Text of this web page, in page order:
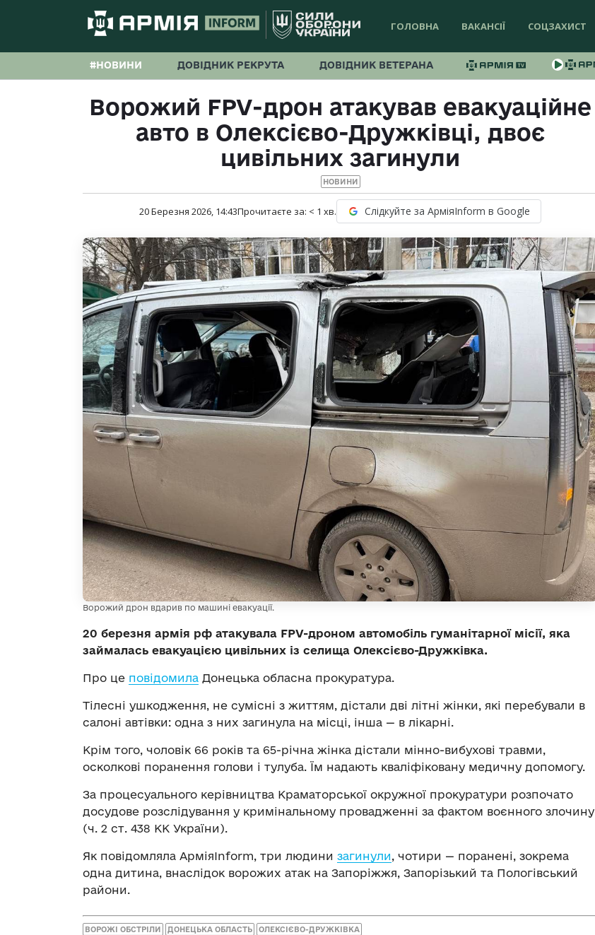
ГОЛОВНА ВАКАНСІЇ СОЦЗАХИСТ
#НОВИНИ ДОВІДНИК РЕКРУТА ДОВІДНИК ВЕТЕРАНА
Ворожий FPV-дрон атакував евакуаційне
авто в Олексієво-Дружківці, двоє
цивільних загинули
НОВИНИ
20 Березня 2026, 14:43Прочитаєте за: < 1 хв. Слідкуйте за АрміяInform в Google
Ворожий дрон вдарив по машині евакуації.
20 березня армія рф атакувала FPV-дроном автомобіль гуманітарної місії, яка
займалась евакуацією цивільних із селища Олексієво-Дружківка.
Про це повідомила Донецька обласна прокуратура.
Тілесні ушкодження, не сумісні з життям, дістали дві літні жінки, які перебували в
салоні автівки: одна з них загинула на місці, інша — в лікарні.
Крім того, чоловік 66 років та 65-річна жінка дістали мінно-вибухові травми,
осколкові поранення голови і тулуба. Їм надають кваліфіковану медичну допомогу.
За процесуального керівництва Краматорської окружної прокуратури розпочато
досудове розслідування у кримінальному провадженні за фактом воєнного злочину
(ч. 2 ст. 438 КК України).
Як повідомляла АрміяInform, три людини загинули, чотири — поранені, зокрема
одна дитина, внаслідок ворожих атак на Запоріжжя, Запорізький та Пологівський
райони.
ВОРОЖІ ОБСТРІЛИ ДОНЕЦЬКА ОБЛАСТЬ ОЛЕКСІЄВО-ДРУЖКІВКА